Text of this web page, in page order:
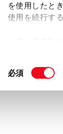
を使用したと
使用を続行す
て」をご覧く
同
必須
中古車の魅力 3つ